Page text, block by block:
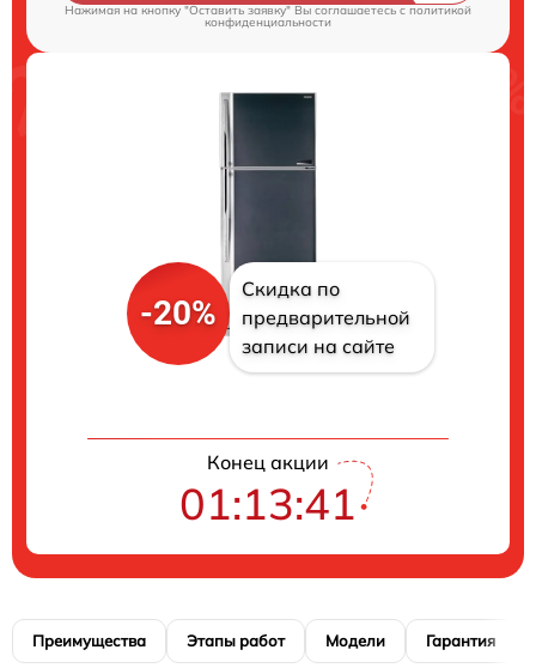
Нажимая на кнопку "Оставить заявку" Вы соглашаетесь cполитикой
конфиденциальности
-20%
Скидка по
предварительной
записи на сайте
Конец акции
01:13:41
Преимущества Этапы работ Модели Гарантия